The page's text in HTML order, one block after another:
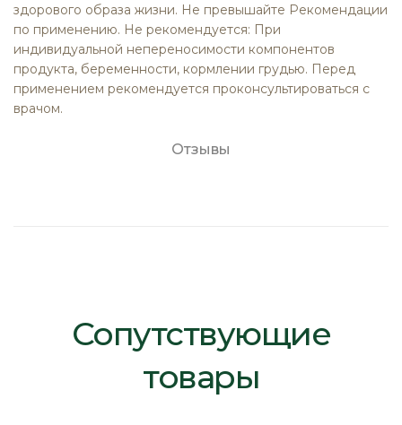
здорового образа жизни. Не превышайте Рекомендации
по применению. Не рекомендуется: При
индивидуальной непереносимости компонентов
продукта, беременности, кормлении грудью. Перед
применением рекомендуется проконсультироваться с
врачом.
Отзывы
Сопутствующие
товары